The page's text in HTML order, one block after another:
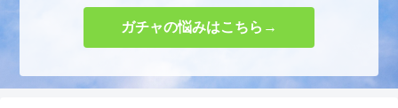
ガチャの悩みはこちら→